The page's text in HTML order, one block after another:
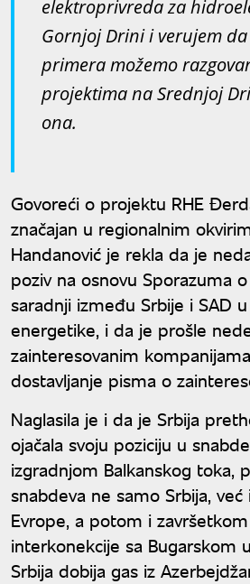
elektroprivreda za
Gornjoj Drini i verujem
primera možemo
projektima na Srednjoj
ona.
Govoreći o projektu RHE
značajan u regionalnim
Handanović je rekla da je
poziv na osnovu Sporazuma
saradnji između Srbije i SAD
energetike, i da je prošle
zainteresovanim
dostavljanje pisma o
Naglasila je i da je Srbija
ojačala svoju poziciju u
izgradnjom Balkanskog toka,
snabdeva ne samo Srbija,
Evrope, a potom i
interkonekcije sa Bugarskom
Srbija dobija gas iz